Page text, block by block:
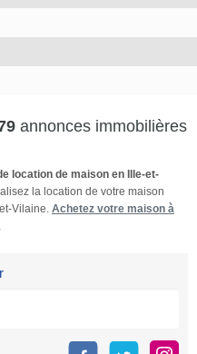
annonces immobilières
location de maison en Ille-et-
la location de votre maison
Vilaine. Achetez votre maison à